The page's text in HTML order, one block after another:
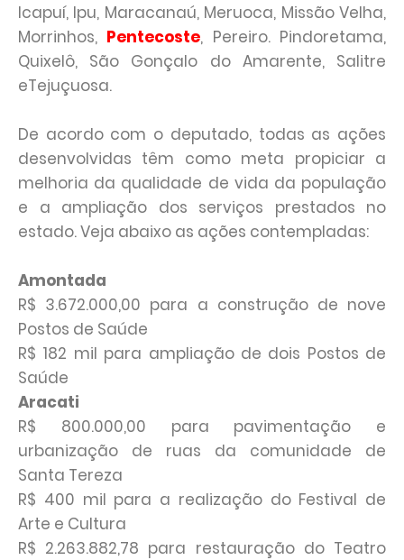
Icapuí, Ipu, Maracanaú, Meruoca, Missão Velha,
Morrinhos, Pentecoste, Pereiro. Pindoretama,
Quixelô, São Gonçalo do Amarente, Salitre
eTejuçuosa.
De acordo com o deputado, todas as ações
desenvolvidas têm como meta propiciar a
melhoria da qualidade de vida da população
e a ampliação dos serviços prestados no
estado. Veja abaixo as ações contempladas:
Amontada
R$ 3.672.000,00 para a construção de nove
Postos de Saúde
R$ 182 mil para ampliação de dois Postos de
Saúde
Aracati
R$ 800.000,00 para pavimentação e
urbanização de ruas da comunidade de
Santa Tereza
R$ 400 mil para a realização do Festival de
Arte e Cultura
R$ 2.263.882,78 para restauração do Teatro